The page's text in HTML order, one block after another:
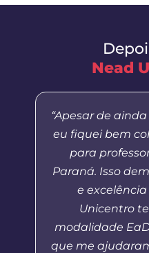
Nead
“Apesar de
eu fiquei bem
para
Paraná. Isso
e
Unicentro
modalidade
que me